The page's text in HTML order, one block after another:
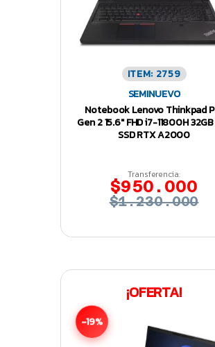
ITEM: 2759
SEMINUEVO
Notebook Lenovo Thinkpad
Gen 2 15.6″ FHD i7-11800H
SSD RTX A2000
Transferencia:
$950.000
$1.230.000
¡OFERTA!
-19%